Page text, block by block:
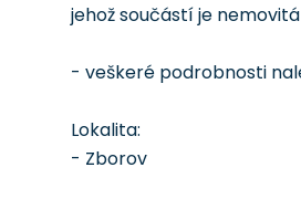
jehož součástí je
- veškeré podrobnosti
Lokalita:
- Zborov